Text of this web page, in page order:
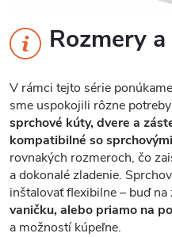
Rozmery
V rámci tejto série
sme uspokojili rôzne
sprchové kúty, dvere a
kompatibilné so
rovnakých rozmeroch, čo
a dokonalé zladenie.
inštalovať flexibilne – buď na
vaničku, alebo priamo na
a možností kúpeľne.